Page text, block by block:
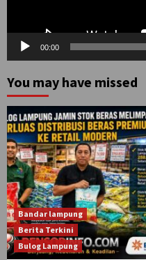
00:00
You may have missed
Bandar lampung
Berita Terkini
Bulog Lampung